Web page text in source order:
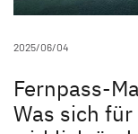
2025/06/04
Fernpass-
Was sich